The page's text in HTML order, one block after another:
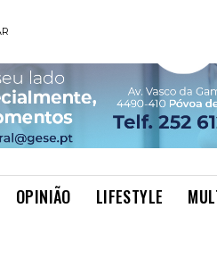
OPINIÃO LIFESTYLE